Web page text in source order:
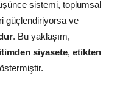
sistemi, toplumsal
güçlendiriyorsa ve
. Bu yaklaşım,
siyasete, etikten